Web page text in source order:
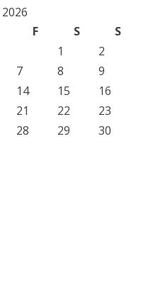
F S
S
1
2
7 8
9
14 15
16
21 22
23
28 29
30